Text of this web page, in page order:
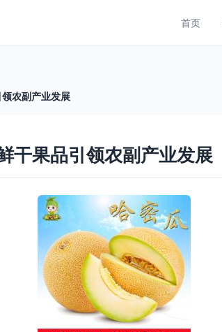
首页
农副产业发展
干果品引领农副产业发展